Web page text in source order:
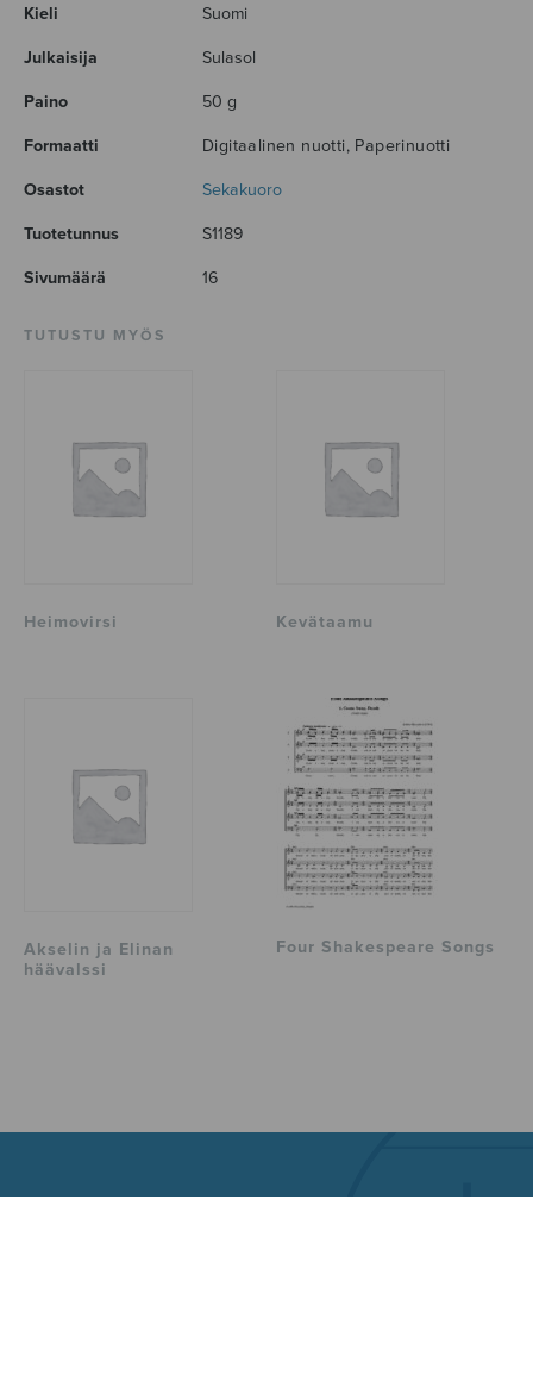
Kieli Suomi
Julkaisija Sulasol
Paino 50 g
Formaatti Digitaalinen nuotti, Paperinuotti
Osastot Sekakuoro
Tuotetunnus S1189
Sivumäärä 16
TUTUSTU MYÖS
Heimovirsi Kevätaamu
Akselin ja Elinan
häävalssi
Four Shakespeare Songs